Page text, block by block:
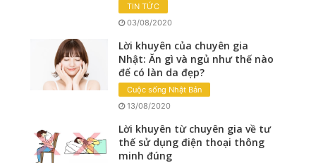
TIN TỨC
03/08/2020
Lời khuyên của chuyên gia
Nhật: Ăn gì và ngủ như thế nào
để có làn da đẹp?
Cuộc sống Nhật Bản
13/08/2020
Lời khuyên từ chuyên gia về tư
thế sử dụng điện thoại thông
minh đúng